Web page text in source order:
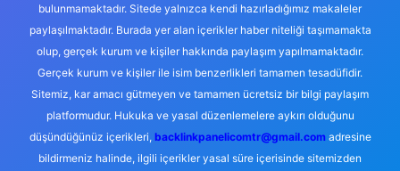
bulunmamaktadır. Sitede yalnızca kendi hazırladığımız makaleler
paylaşılmaktadır. Burada yer alan içerikler haber niteliği taşımamakta
olup, gerçek kurum ve kişiler hakkında paylaşım yapılmamaktadır.
Gerçek kurum ve kişiler ile isim benzerlikleri tamamen tesadüfidir.
Sitemiz, kar amacı gütmeyen ve tamamen ücretsiz bir bilgi paylaşım
platformudur. Hukuka ve yasal düzenlemelere aykırı olduğunu
düşündüğünüz içerikleri, backlinkpanelicomtr@gmail.comadresine
bildirmeniz halinde, ilgili içerikler yasal süre içerisinde sitemizden